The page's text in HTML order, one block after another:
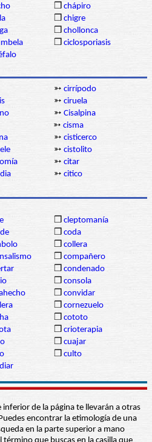
❒ chápiro
❒ chigre
❒ chollonca
❒ ciclosporiasis
➳ cirrípodo
➳ ciruela
➳ Cisalpina
➳ cisma
➳ cisticerco
➳ cistolito
➳ citar
➳ citico
❒ cleptomanía
❒ coda
❒ collera
❒ compañero
❒ condenado
❒ consola
❒ convidar
❒ cornezuelo
❒ cototo
❒ crioterapia
❒ cuajar
❒ culto
inferior de la página te llevarán a otras
encontrar la etimología de una
en la parte superior a mano